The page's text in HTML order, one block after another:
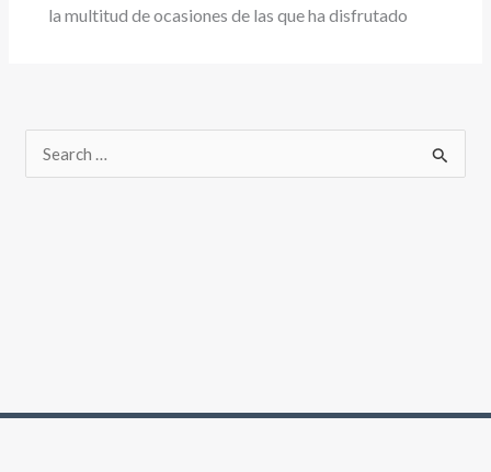
la multitud de ocasiones de las que ha disfrutado